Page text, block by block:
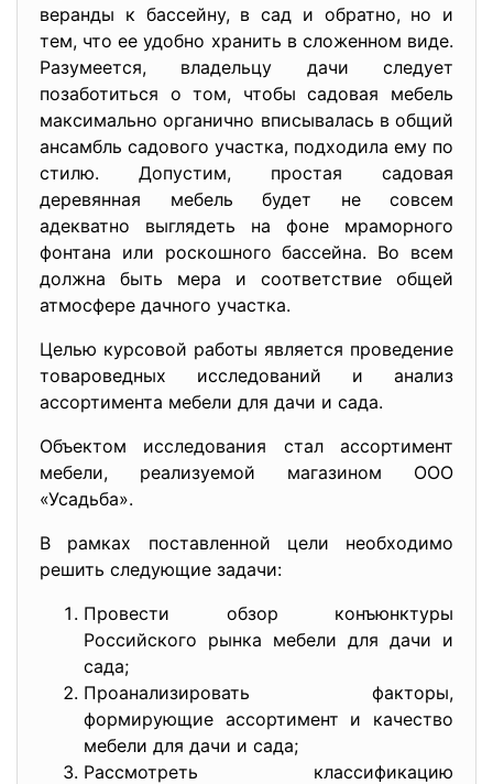
веранды к бассейну, в сад и обратно, но и
тем, что ее удобно хранить в сложенном виде.
Разумеется, владельцу дачи следует
позаботиться о том, чтобы садовая мебель
максимально органично вписывалась в общий
ансамбль садового участка, подходила ему по
стилю. Допустим, простая садовая
деревянная мебель будет не совсем
адекватно выглядеть на фоне мраморного
фонтана или роскошного бассейна. Во всем
должна быть мера и соответствие общей
атмосфере дачного участка.
Целью курсовой работы является проведение
товароведных исследований и анализ
ассортимента мебели для дачи и сада.
Объектом исследования стал ассортимент
мебели, реализуемой магазином ООО
«Усадьба».
В рамках поставленной цели необходимо
решить следующие задачи:
Провести обзор конъюнктуры
Российского рынка мебели для дачи и
сада;
Проанализировать факторы,
формирующие ассортимент и качество
мебели для дачи и сада;
Рассмотреть классификацию